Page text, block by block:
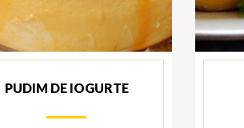
PUDIM DE IOGURTE